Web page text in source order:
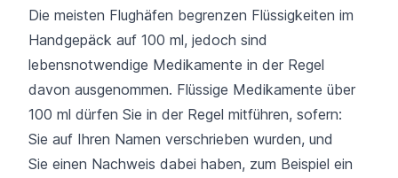
Die meisten Flughäfen begrenzen Flüssigkeiten im
Handgepäck auf 100 ml, jedoch sind
lebensnotwendige Medikamente in der Regel
davon ausgenommen. Flüssige Medikamente über
100 ml dürfen Sie in der Regel mitführen, sofern:
Sie auf Ihren Namen verschrieben wurden, und
Sie einen Nachweis dabei haben, zum Beispiel ein